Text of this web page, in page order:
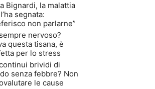
Bignardi, la malattia
segnata:
non parlarne”
nervoso?
questa tisana, è
per lo stress
brividi di
senza febbre? Non
le cause